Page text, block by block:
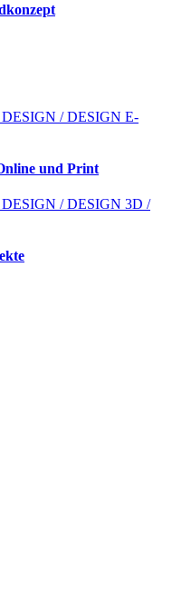
/ DESIGN E-
und Print
/ DESIGN 3D /